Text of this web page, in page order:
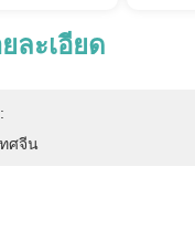
ละเอียด
ทศจีน